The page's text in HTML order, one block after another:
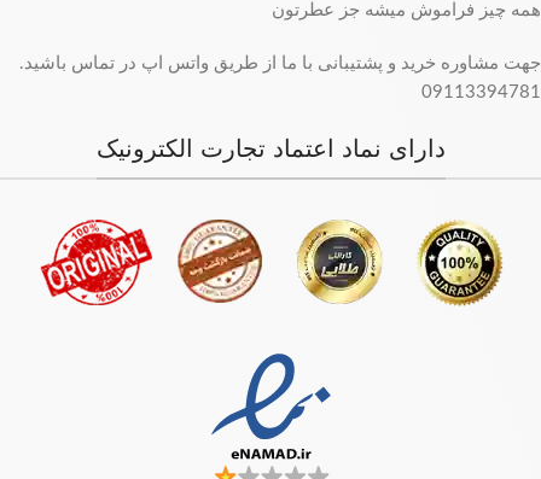
همه چیز فراموش میشه جز عطرتون
جهت مشاوره خرید و پشتیبانی با ما از طریق واتس اپ در تماس باشید.
09113394781
دارای نماد اعتماد تجارت الکترونیک